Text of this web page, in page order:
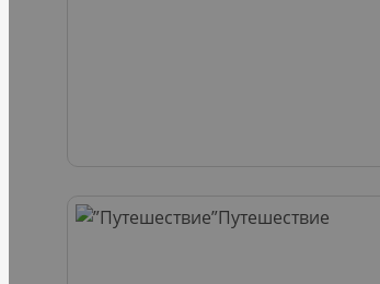
Путешествие